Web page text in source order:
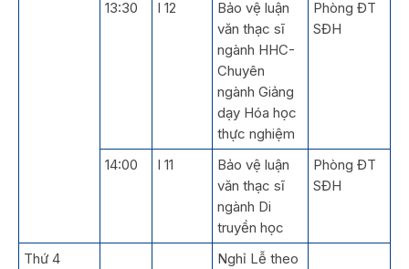
13:30 I 12
Bảo vệ luận
văn thạc sĩ
ngành HHC-
Chuyên
ngành Giảng
dạy Hóa học
thực nghiệm
Phòng ĐT
SĐH
14:00 I 11
Bảo vệ luận
văn thạc sĩ
ngành Di
truyền học
Phòng ĐT
SĐH
Thứ 4
Nghỉ Lễ theo